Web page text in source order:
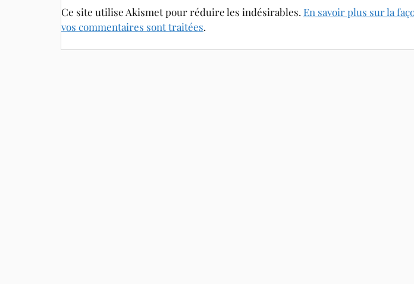
Ce site utilise Akismet pour réduire les indésirables. En savoir plus sur la
vos commentaires sont traitées.